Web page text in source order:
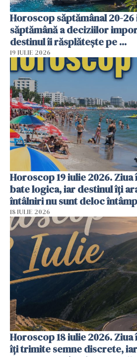
Horoscop săptămânal 20-26
săptămână a deciziilor
destinul îi răsplătește pe ...
19 IULIE 2026
Horoscop 19 iulie 2026.
bate logica, iar destinul îți
întâlniri nu sunt deloc
18 IULIE 2026
Horoscop 18 iulie 2026.
îți trimite semne discrete,